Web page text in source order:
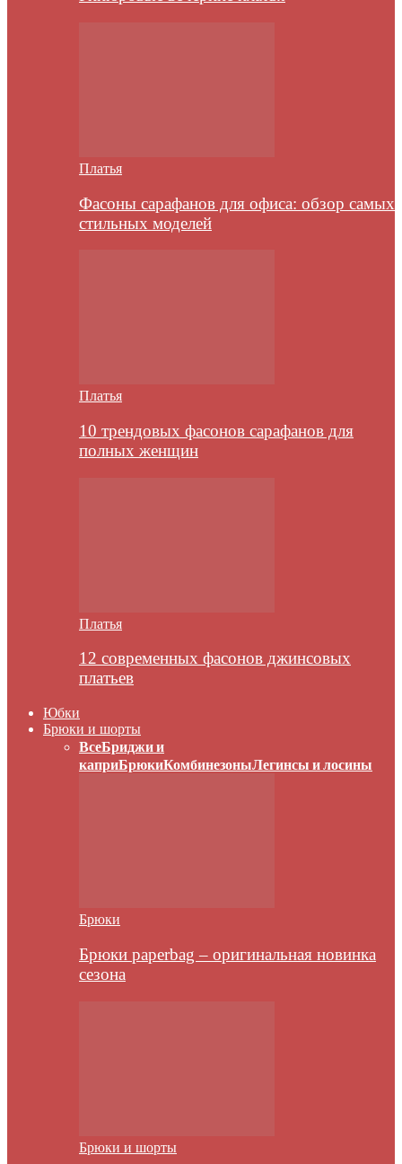
Платья
Фасоны сарафанов для офиса: обзор самых
стильных моделей
Платья
10 трендовых фасонов сарафанов для
полных женщин
Платья
12 современных фасонов джинсовых
платьев
Юбки
Брюки и шорты
ВсеБриджи и
каприБрюкиКомбинезоныЛегинсы и лосины
Брюки
Брюки paperbag – оригинальная новинка
сезона
Брюки и шорты